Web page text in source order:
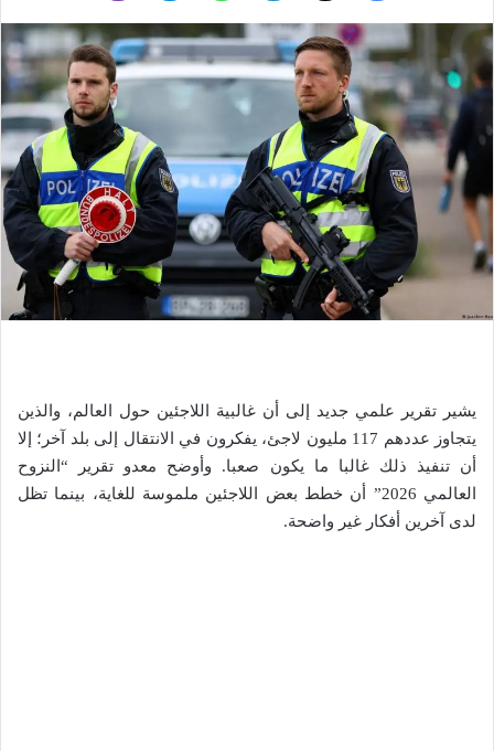
يشير تقرير علمي جديد إلى أن غالبية اللاجئين حول العالم، والذين
يتجاوز عددهم 117 مليون لاجئ، يفكرون في الانتقال إلى بلد آخر؛ إلا
أن تنفيذ ذلك غالبا ما يكون صعبا. وأوضح معدو تقرير “النزوح
العالمي 2026” أن خطط بعض اللاجئين ملموسة للغاية، بينما تظل
لدى آخرين أفكار غير واضحة.